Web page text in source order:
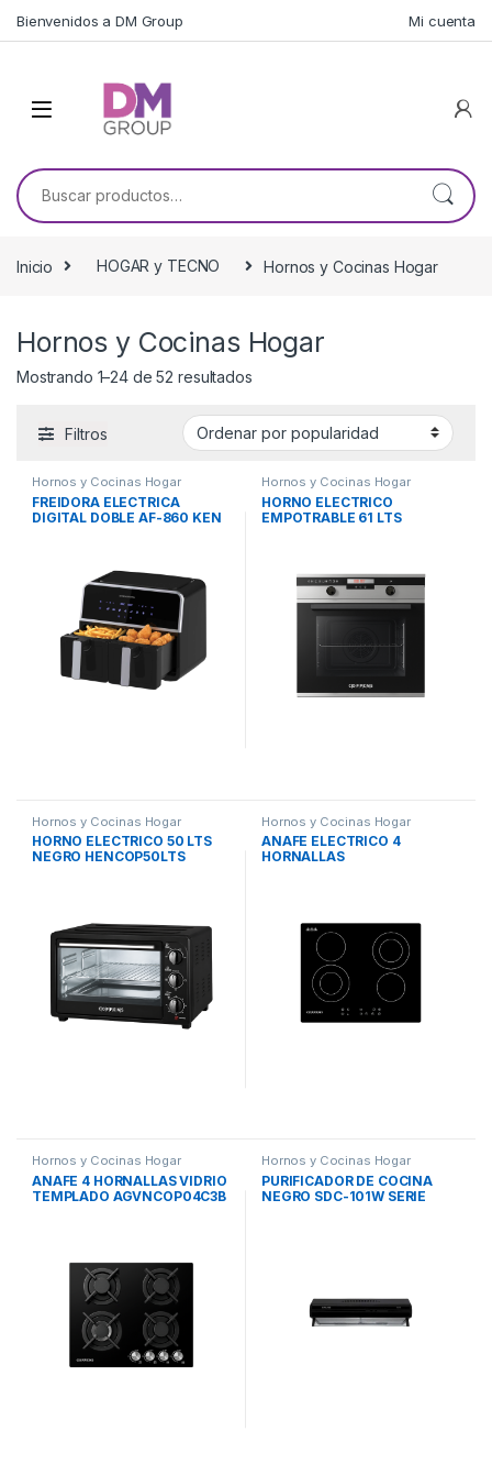
Bienvenidos a DM Group Mi cuenta
Buscar por:
Inicio HOGAR y TECNO Hornos y Cocinas Hogar
Hornos y Cocinas Hogar
Mostrando 1–24 de 52 resultadosOrdenado por popularidad
Filtros
Hornos y Cocinas Hogar
FREIDORA ELECTRICA
DIGITAL DOBLE AF-860 KEN
Hornos y Cocinas Hogar
HORNO ELECTRICO
EMPOTRABLE 61 LTS
Hornos y Cocinas Hogar
HORNO ELECTRICO 50 LTS
NEGRO HENCOP50LTS
Hornos y Cocinas Hogar
ANAFE ELECTRICO 4
HORNALLAS
Hornos y Cocinas Hogar
ANAFE 4 HORNALLAS VIDRIO
TEMPLADO AGVNCOP04C3B
Hornos y Cocinas Hogar
PURIFICADOR DE COCINA
NEGRO SDC-101W SERIE